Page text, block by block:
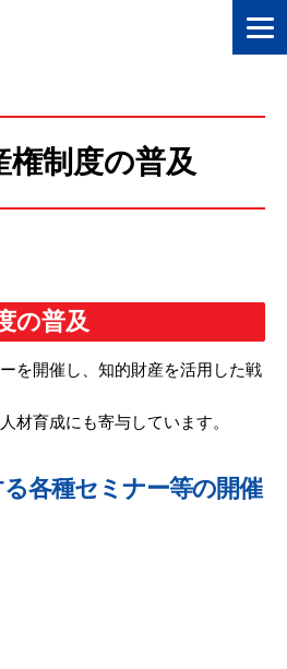
権制度の普及
の普及
を開催し、知的財産を活用した戦
材育成にも寄与しています。
各種セミナー等の開催